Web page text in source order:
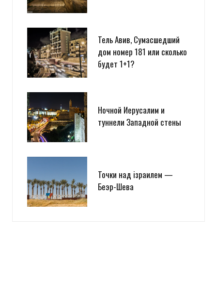
Тель Авив, Сумасшедший
дом номер 181 или сколько
будет 1+1?
Ночной Иерусалим и
туннели Западной стены
Точки над iзраилем —
Беэр-Шева